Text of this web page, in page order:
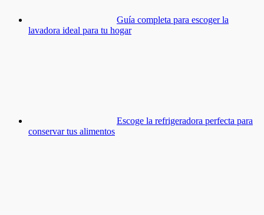
Guía completa para escoger la
lavadora ideal para tu hogar
Escoge la refrigeradora perfecta para
conservar tus alimentos